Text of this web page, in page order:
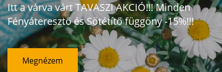
Itt a várva várt TAVASZI AKCIÓ!!! Minden
Fényáteresztő és Sötétítő függöny -15%!!!
Megnézem